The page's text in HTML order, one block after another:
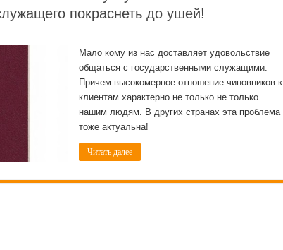
покраснеть до ушей!
Мало кому из нас доставляет удовольствие
общаться с государственными служащими.
Причем высокомерное отношение чиновников к
клиентам характерно не только не только
нашим людям. В других странах эта проблема
тоже актуальна!
Читать далее